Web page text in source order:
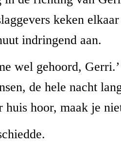
keken
indringend aan.
wel gehoord,
de hele nacht
huis hoor, maak je